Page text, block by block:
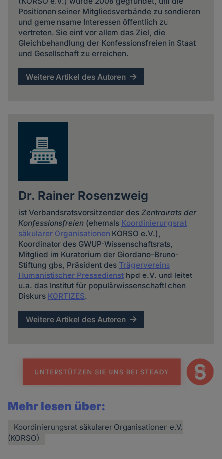
Positionen seiner Mitgliedsverbände zu sondieren
und gemeinsame Interessen öffentlich zu
vertreten. Sie eint vor allem das Ziel, die
Gleichbehandlung der Konfessionsfreien in Staat
und Gesellschaft zu erreichen.
Weitere Artikel des Autoren
Dr. Rainer Rosenzweig
ist Verbandsratsvorsitzender des Zentralrats der
Konfessionsfreien (ehemals Koordinierungsrat
säkularer Organisationen KORSO e.V.),
Koordinator des GWUP-Wissenschaftsrats,
Mitglied im Kuratorium der Giordano-Bruno-
Stiftung gbs, Präsident des Trägervereins
Humanistischer Pressediensthpd e.V. und leitet
u.a. das Institut für populärwissenschaftlichen
Diskurs KORTIZES.
Weitere Artikel des Autoren
Mehr lesen über:
Koordinierungsrat säkularer Organisationen e.V.
(KORSO)